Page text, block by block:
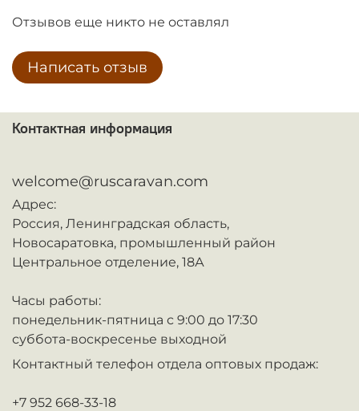
Отзывов еще никто не оставлял
Написать отзыв
Контактная информация
welcome@ruscaravan.com
Адрес:
Россия, Ленинградская область,
Новосаратовка, промышленный район
Центральное отделение, 18А
Часы работы:
понедельник-пятница с 9:00 до 17:30
суббота-воскресенье выходной
Контактный телефон отдела оптовых продаж:
+7 952 668-33-18